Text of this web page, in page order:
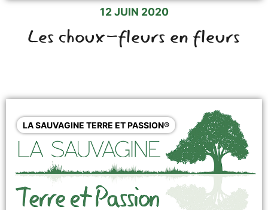
12 JUIN 2020
Les choux-fleurs en fleurs
LA SAUVAGINE TERRE ET PASSION®